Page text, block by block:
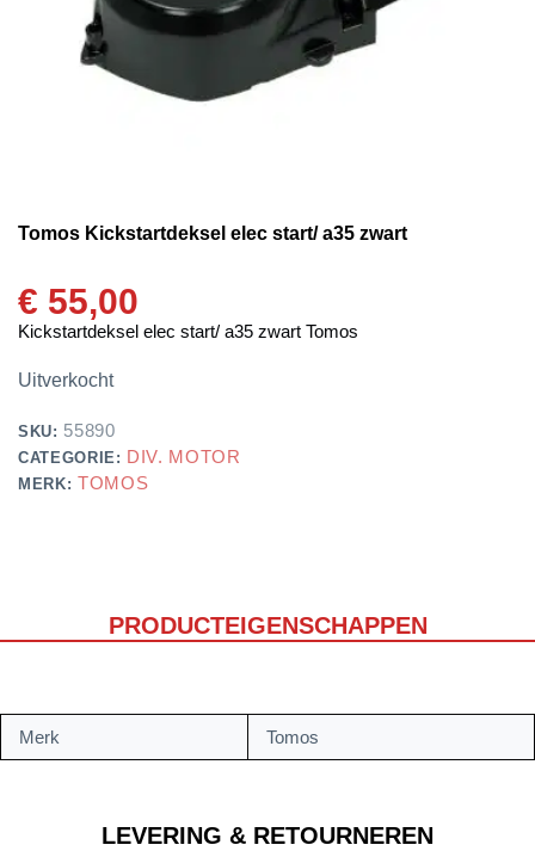
Tomos Kickstartdeksel elec start/ a35 zwart
€ 55,00
Kickstartdeksel elec start/ a35 zwart Tomos
Uitverkocht
SKU: 55890
CATEGORIE: DIV. MOTOR
MERK: TOMOS
PRODUCTEIGENSCHAPPEN
LEVERING & RETOURNEREN
Merk Tomos